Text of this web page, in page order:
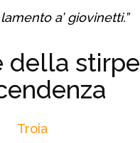
a’ giovinetti.”
della stirpe